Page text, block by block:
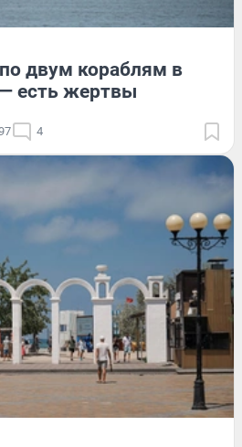
двум кораблям в
есть жертвы
4